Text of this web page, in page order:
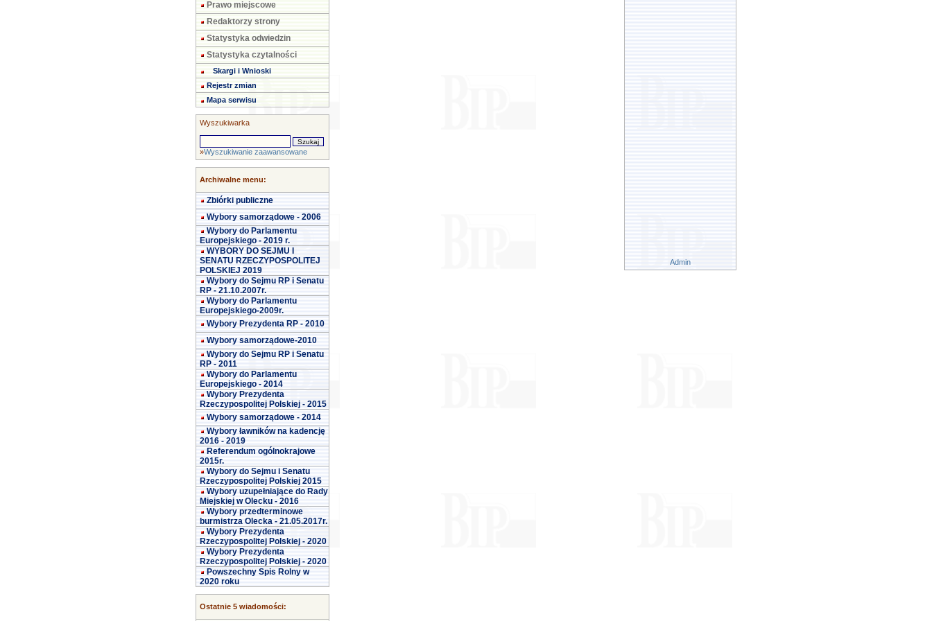
Prawo miejscowe
Redaktorzy strony
Statystyka odwiedzin
Statystyka czytalności
Skargi i Wnioski
Rejestr zmian
Mapa serwisu
Wyszukiwarka
»Wyszukiwanie zaawansowane
Archiwalne menu:
Zbiórki publiczne
Wybory samorządowe - 2006
Wybory do Parlamentu
Europejskiego - 2019 r.
WYBORY DO SEJMU I
SENATU RZECZYPOSPOLITEJ
POLSKIEJ 2019
Wybory do Sejmu RP i Senatu
RP - 21.10.2007r.
Wybory do Parlamentu
Europejskiego-2009r.
Wybory Prezydenta RP - 2010
Wybory samorządowe-2010
Wybory do Sejmu RP i Senatu
RP - 2011
Wybory do Parlamentu
Europejskiego - 2014
Wybory Prezydenta
Rzeczypospolitej Polskiej - 2015
Wybory samorządowe - 2014
Wybory ławników na kadencję
2016 - 2019
Referendum ogólnokrajowe
2015r.
Wybory do Sejmu i Senatu
Rzeczypospolitej Polskiej 2015
Wybory uzupełniające do Rady
Miejskiej w Olecku - 2016
Wybory przedterminowe
burmistrza Olecka - 21.05.2017r.
Wybory Prezydenta
Rzeczypospolitej Polskiej - 2020
Wybory Prezydenta
Rzeczypospolitej Polskiej - 2020
Powszechny Spis Rolny w
2020 roku
Ostatnie 5 wiadomości:
Admin